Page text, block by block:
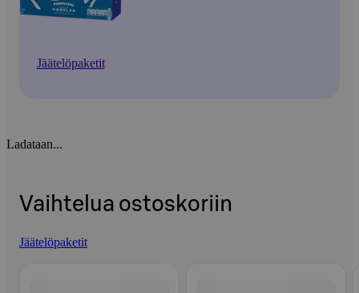
Jäätelöpaketit
Ladataan...
Vaihtelua ostoskoriin
Jäätelöpaketit